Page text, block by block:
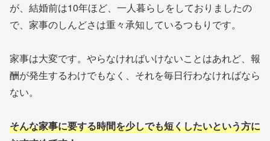
が、結婚前は10年ほど、一人暮らしをしておりましたの
で、家事のしんどさは重々承知しているつもりです。
家事は大変です。やらなければいけないことはあれど、報
酬が発生するわけでもなく、それを毎日行わなければなら
ない。
そんな家事に要する時間を少しでも短くしたいという方に